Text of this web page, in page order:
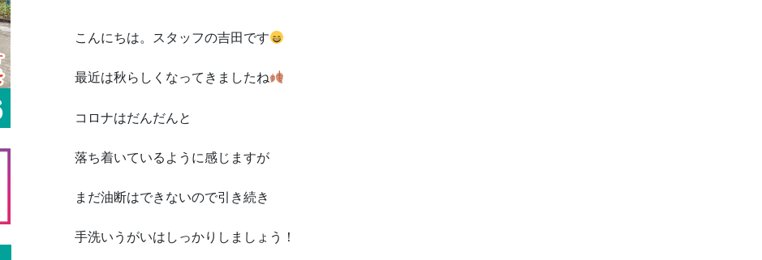
こんにちは。スタッフの吉田です
最近は秋らしくなってきましたね
コロナはだんだんと
落ち着いているように感じますが
まだ油断はできないので引き続き
手洗いうがいはしっかりしましょう！